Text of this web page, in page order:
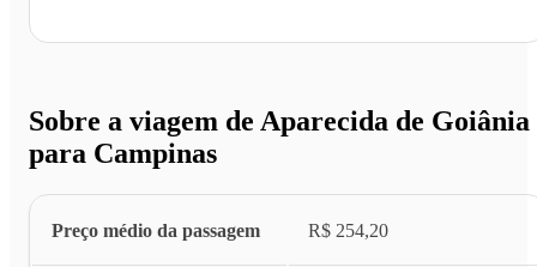
Sobre a viagem de Aparecida de Goiânia
para Campinas
Preço médio da passagem R$ 254,20